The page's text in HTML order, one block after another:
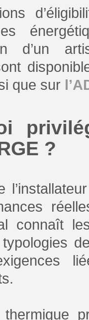
d’un
que sur
?
connaît